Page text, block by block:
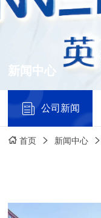
新闻中心
公司新闻
首页 新闻中心